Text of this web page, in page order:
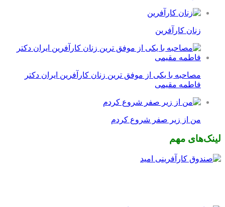
زنان کارآفرین
مصاحبه با یکی از موفق ترین زنان کارآفرین ایران دکتر
فاطمه مقیمی
من از زیر صفر شروع کردم
لینک‌های مهم